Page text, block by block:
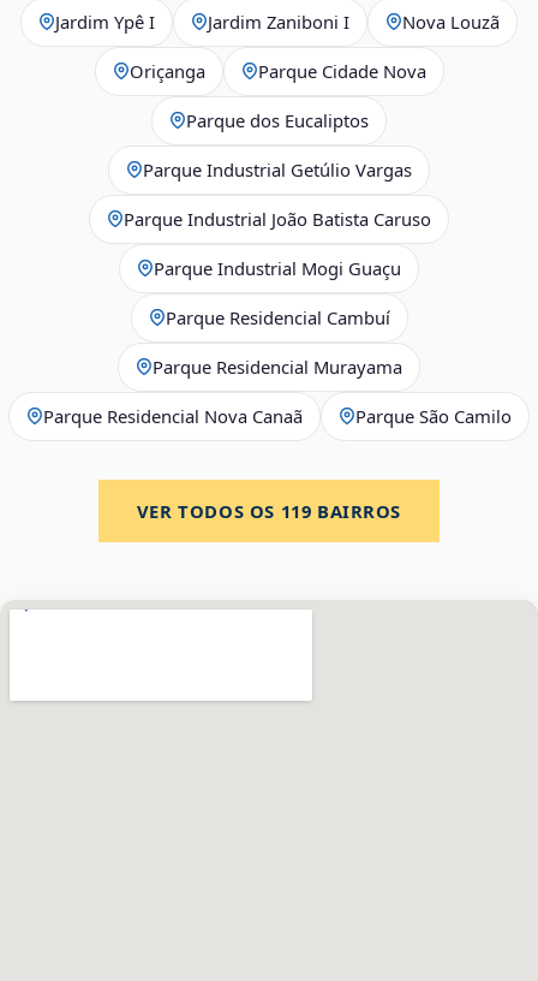
Jardim Ypê I Jardim Zaniboni I Nova Louzã
Oriçanga Parque Cidade Nova
Parque dos Eucaliptos
Parque Industrial Getúlio Vargas
Parque Industrial João Batista Caruso
Parque Industrial Mogi Guaçu
Parque Residencial Cambuí
Parque Residencial Murayama
Parque Residencial Nova Canaã Parque São Camilo
VER TODOS OS 119 BAIRROS